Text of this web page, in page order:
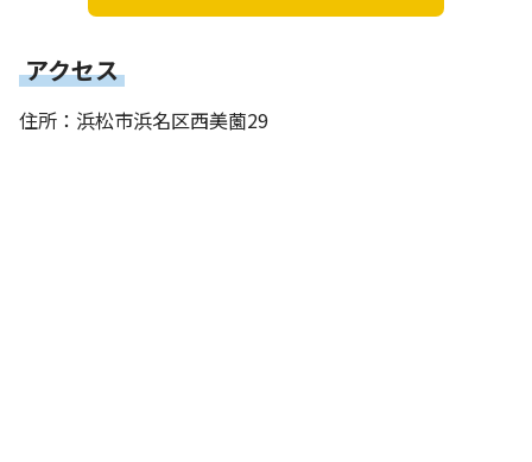
アクセス
住所：浜松市浜名区西美薗29